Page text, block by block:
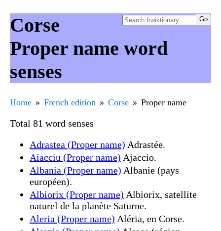
Corse
Proper name word
senses
Home French edition Corse Proper name
Total 81 word senses
Adrastea (Proper name) Adrastée.
Aiacciu (Proper name) Ajaccio.
Albania (Proper name) Albanie (pays
européen).
Albiorix (Proper name) Albiorix, satellite
naturel de la planète Saturne.
Aleria (Proper name) Aléria, en Corse.